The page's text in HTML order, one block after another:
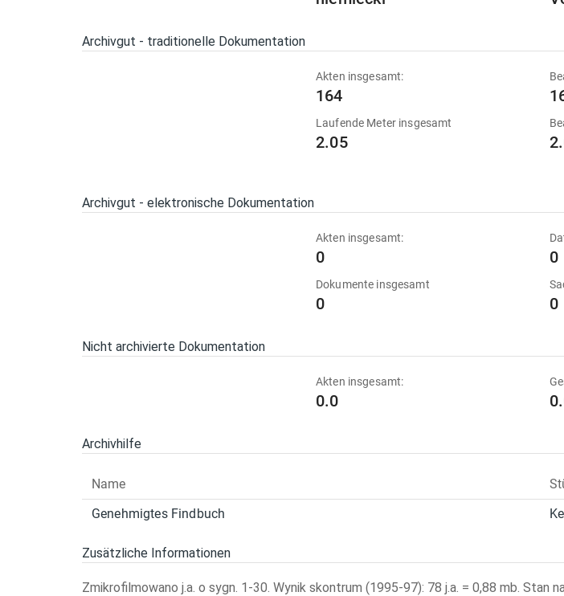
Archivgut - traditionelle Dokumentation
Akten insgesamt:
164
Laufende Meter insgesamt
2.05
Archivgut - elektronische Dokumentation
Akten insgesamt:
0 0
Dokumente insgesamt
0 0
Nicht archivierte Dokumentation
Akten insgesamt:
0.0
Archivhilfe
Name
Genehmigtes Findbuch
Zusätzliche Informationen
Zmikrofilmowano j.a. o sygn. 1-30. Wynik skontrum (1995-97): 78 j.a. = 0,88 mb. Stan